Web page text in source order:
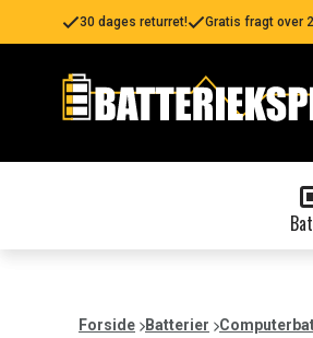
30 dages returret! Gratis fragt over
Forside Batterier